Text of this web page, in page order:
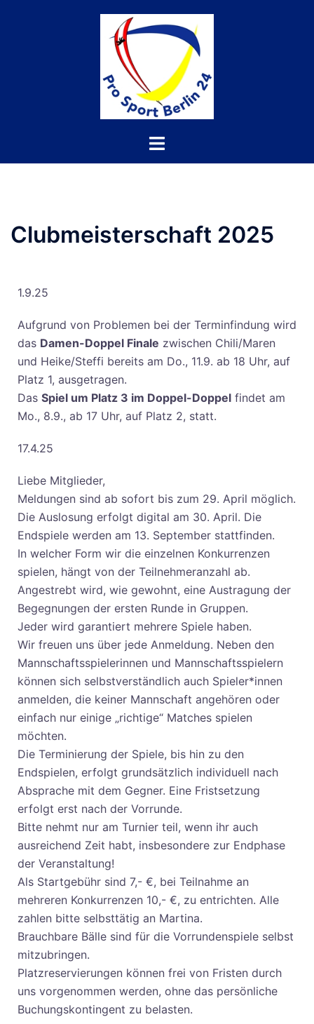
Clubmeisterschaft 2025
1.9.25
Aufgrund von Problemen bei der Terminfindung wird
das Damen-Doppel Finale zwischen Chili/Maren
und Heike/Steffi bereits am Do., 11.9. ab 18 Uhr, auf
Platz 1, ausgetragen.
Das Spiel um Platz 3 im Doppel-Doppel findet am
Mo., 8.9., ab 17 Uhr, auf Platz 2, statt.
17.4.25
Liebe Mitglieder,
Meldungen sind ab sofort bis zum 29. April möglich.
Die Auslosung erfolgt digital am 30. April. Die
Endspiele werden am 13. September stattfinden.
In welcher Form wir die einzelnen Konkurrenzen
spielen, hängt von der Teilnehmeranzahl ab.
Angestrebt wird, wie gewohnt, eine Austragung der
Begegnungen der ersten Runde in Gruppen.
Jeder wird garantiert mehrere Spiele haben.
Wir freuen uns über jede Anmeldung. Neben den
Mannschaftsspielerinnen und Mannschaftsspielern
können sich selbstverständlich auch Spieler*innen
anmelden, die keiner Mannschaft angehören oder
einfach nur einige „richtige“ Matches spielen
möchten.
Die Terminierung der Spiele, bis hin zu den
Endspielen, erfolgt grundsätzlich individuell nach
Absprache mit dem Gegner. Eine Fristsetzung
erfolgt erst nach der Vorrunde.
Bitte nehmt nur am Turnier teil, wenn ihr auch
ausreichend Zeit habt, insbesondere zur Endphase
der Veranstaltung!
Als Startgebühr sind 7,- €, bei Teilnahme an
mehreren Konkurrenzen 10,- €, zu entrichten. Alle
zahlen bitte selbsttätig an Martina.
Brauchbare Bälle sind für die Vorrundenspiele selbst
mitzubringen.
Platzreservierungen können frei von Fristen durch
uns vorgenommen werden, ohne das persönliche
Buchungskontingent zu belasten.